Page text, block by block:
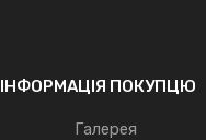
ІНФОРМАЦІЯ ПОКУПЦЮ
Галерея